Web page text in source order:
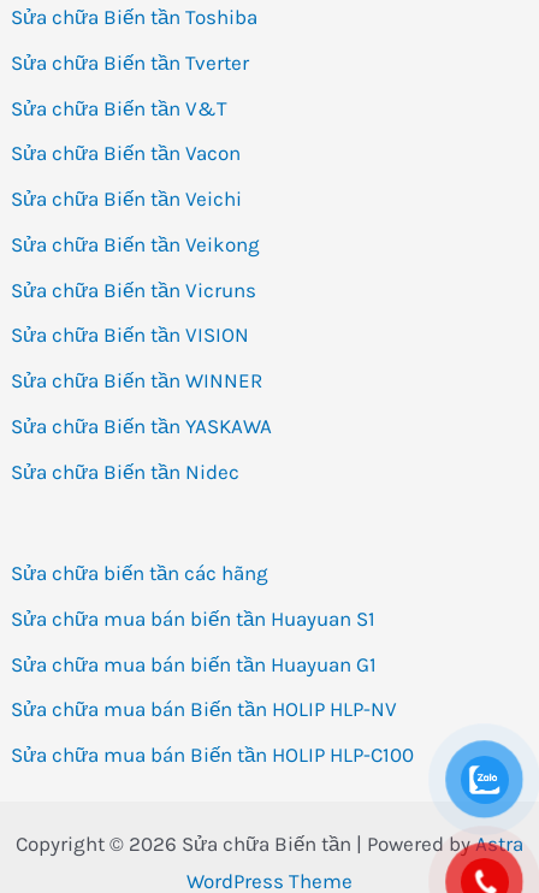
Sửa chữa Biến tần Toshiba
Sửa chữa Biến tần Tverter
Sửa chữa Biến tần V&T
Sửa chữa Biến tần Vacon
Sửa chữa Biến tần Veichi
Sửa chữa Biến tần Veikong
Sửa chữa Biến tần Vicruns
Sửa chữa Biến tần VISION
Sửa chữa Biến tần WINNER
Sửa chữa Biến tần YASKAWA
Sửa chữa Biến tần Nidec
Sửa chữa biến tần các hãng
Sửa chữa mua bán biến tần Huayuan S1
Sửa chữa mua bán biến tần Huayuan G1
Sửa chữa mua bán Biến tần HOLIP HLP-NV
Sửa chữa mua bán Biến tần HOLIP HLP-C100
Copyright © 2026 Sửa chữa Biến tần | Powered byAstra
WordPress Theme